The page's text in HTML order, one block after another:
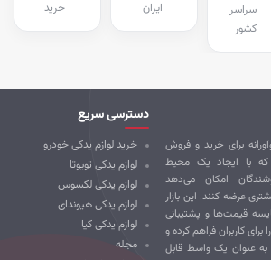
خرید
ایران
سراسر
کشور
برای خرید و فروش
ایجاد یک محیط
امکان می‌دهد
کنند. این بازار
و پشتیبانی
فراهم کرده و
یک واسط قابل
دسترسی سریع
خرید لوازم یدکی خودرو
لوازم یدکی تویوتا
لوازم یدکی لکسوس
لوازم یدکی هیوندای
لوازم یدکی کیا
مجله